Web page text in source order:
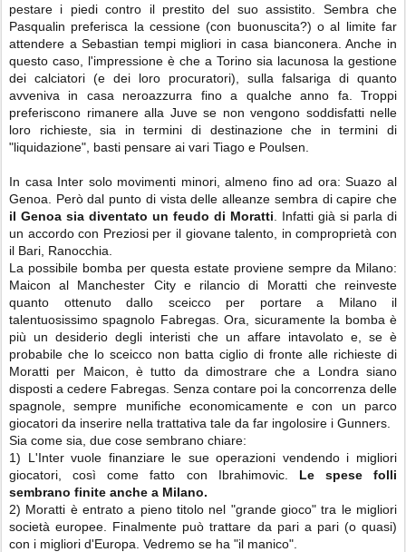
pestare i piedi contro il prestito del suo assistito. Sembra che
Pasqualin preferisca la cessione (con buonuscita?) o al limite far
attendere a Sebastian tempi migliori in casa bianconera. Anche in
questo caso, l'impressione è che a Torino sia lacunosa la gestione
dei calciatori (e dei loro procuratori), sulla falsariga di quanto
avveniva in casa neroazzurra fino a qualche anno fa. Troppi
preferiscono rimanere alla Juve se non vengono soddisfatti nelle
loro richieste, sia in termini di destinazione che in termini di
"liquidazione", basti pensare ai vari Tiago e Poulsen.
In casa Inter solo movimenti minori, almeno fino ad ora: Suazo al
Genoa. Però dal punto di vista delle alleanze sembra di capire che
il Genoa sia diventato un feudo di Moratti . Infatti già si parla di
un accordo con Preziosi per il giovane talento, in comproprietà con
il Bari, Ranocchia.
La possibile bomba per questa estate proviene sempre da Milano:
Maicon al Manchester City e rilancio di Moratti che reinveste
quanto ottenuto dallo sceicco per portare a Milano il
talentuosissimo spagnolo Fabregas. Ora, sicuramente la bomba è
più un desiderio degli interisti che un affare intavolato e, se è
probabile che lo sceicco non batta ciglio di fronte alle richieste di
Moratti per Maicon, è tutto da dimostrare che a Londra siano
disposti a cedere Fabregas. Senza contare poi la concorrenza delle
spagnole, sempre munifiche economicamente e con un parco
giocatori da inserire nella trattativa tale da far ingolosire i Gunners.
Sia come sia, due cose sembrano chiare:
1) L'Inter vuole finanziare le sue operazioni vendendo i migliori
giocatori, così come fatto con Ibrahimovic. Le spese folli
sembrano finite anche a Milano.
2) Moratti è entrato a pieno titolo nel "grande gioco" tra le migliori
società europee. Finalmente può trattare da pari a pari (o quasi)
con i migliori d'Europa. Vedremo se ha "il manico".